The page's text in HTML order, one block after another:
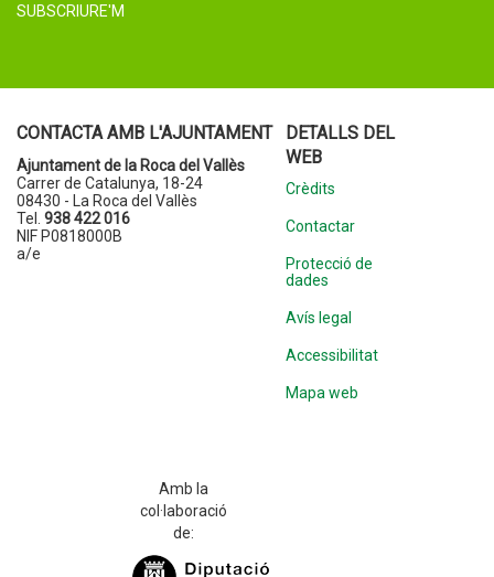
SUBSCRIURE'M
CONTACTA AMB L'AJUNTAMENT
Ajuntament de la Roca del Vallès
Carrer de Catalunya, 18-24
08430 - La Roca del Vallès
Tel. 938 422 016
NIF P0818000B
a/e
DETALLS DEL
WEB
Crèdits
Contactar
Protecció de
dades
Avís legal
Accessibilitat
Mapa web
Amb la
col·laboració
de: